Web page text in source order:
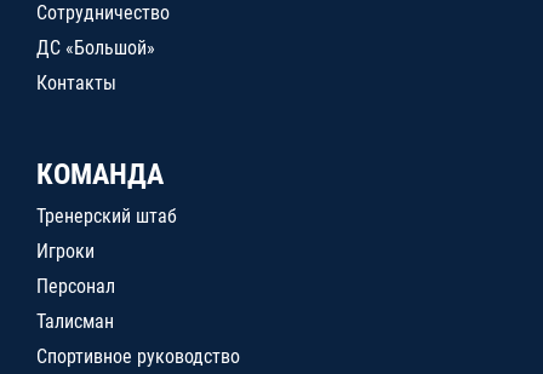
Сотрудничество
ДС «Большой»
Контакты
КОМАНДА
Тренерский штаб
Игроки
Персонал
Талисман
Спортивное руководство